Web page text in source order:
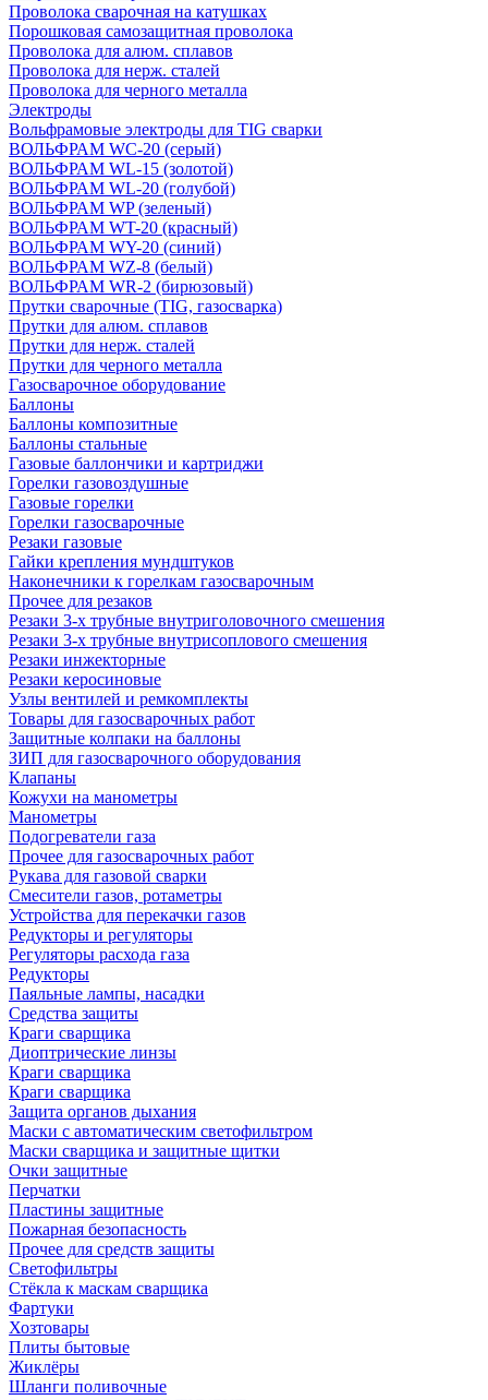
Проволока сварочная на катушках
Порошковая самозащитная проволока
Проволока для алюм. сплавов
Проволока для нерж. сталей
Проволока для черного металла
Электроды
Вольфрамовые электроды для TIG сварки
ВОЛЬФРАМ WC-20 (серый)
ВОЛЬФРАМ WL-15 (золотой)
ВОЛЬФРАМ WL-20 (голубой)
ВОЛЬФРАМ WP (зеленый)
ВОЛЬФРАМ WT-20 (красный)
ВОЛЬФРАМ WY-20 (синий)
ВОЛЬФРАМ WZ-8 (белый)
ВОЛЬФРАМ WR-2 (бирюзовый)
Прутки сварочные (TIG, газосварка)
Прутки для алюм. сплавов
Прутки для нерж. сталей
Прутки для черного металла
Газосварочное оборудование
Баллоны
Баллоны композитные
Баллоны стальные
Газовые баллончики и картриджи
Горелки газовоздушные
Газовые горелки
Горелки газосварочные
Резаки газовые
Гайки крепления мундштуков
Наконечники к горелкам газосварочным
Прочее для резаков
Резаки 3-х трубные внутриголовочного смешения
Резаки 3-х трубные внутрисоплового смешения
Резаки инжекторные
Резаки керосиновые
Узлы вентилей и ремкомплекты
Товары для газосварочных работ
Защитные колпаки на баллоны
ЗИП для газосварочного оборудования
Клапаны
Кожухи на манометры
Манометры
Подогреватели газа
Прочее для газосварочных работ
Рукава для газовой сварки
Смесители газов, ротаметры
Устройства для перекачки газов
Редукторы и регуляторы
Регуляторы расхода газа
Редукторы
Паяльные лампы, насадки
Средства защиты
Краги сварщика
Диоптрические линзы
Краги сварщика
Краги сварщика
Защита органов дыхания
Маски с автоматическим светофильтром
Маски сварщика и защитные щитки
Очки защитные
Перчатки
Пластины защитные
Пожарная безопасность
Прочее для средств защиты
Светофильтры
Стёкла к маскам сварщика
Фартуки
Хозтовары
Плиты бытовые
Жиклёры
Шланги поливочные